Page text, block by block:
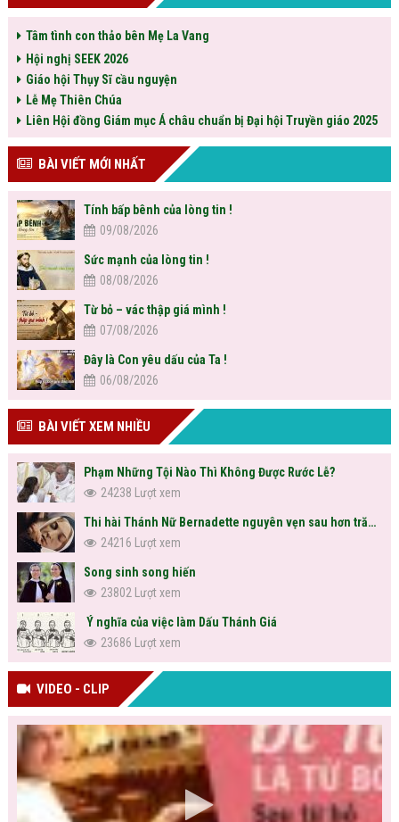
Tâm tình con thảo bên Mẹ La Vang
Hội nghị SEEK 2026
Giáo hội Thụy Sĩ cầu nguyện
Lễ Mẹ Thiên Chúa
Liên Hội đồng Giám mục Á châu chuẩn bị Đại hội Truyền giáo 2025
BÀI VIẾT MỚI NHẤT
Tính bấp bênh của lòng tin !
09/08/2026
Sức mạnh của lòng tin !
08/08/2026
Từ bỏ – vác thập giá mình !
07/08/2026
Đây là Con yêu dấu của Ta !
06/08/2026
BÀI VIẾT XEM NHIỀU
Phạm Những Tội Nào Thì Không Được Rước Lễ?
24238 Lượt xem
Thi hài Thánh Nữ Bernadette nguyên vẹn sau hơn trăm năm
24216 Lượt xem
Song sinh song hiến
23802 Lượt xem
Ý nghĩa của việc làm Dấu Thánh Giá
23686 Lượt xem
VIDEO - CLIP